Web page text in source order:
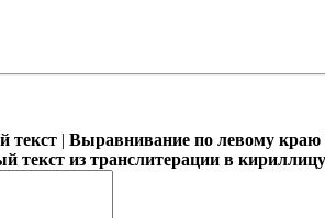
текст | Выравнивание по левому краю
текст из транслитерации в кириллицу